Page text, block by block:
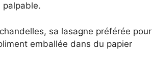
palpable.
sa lasagne préférée pour
emballée dans du papier